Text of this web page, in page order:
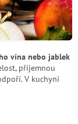
vína nebo jablek
příjemnou
V kuchyni